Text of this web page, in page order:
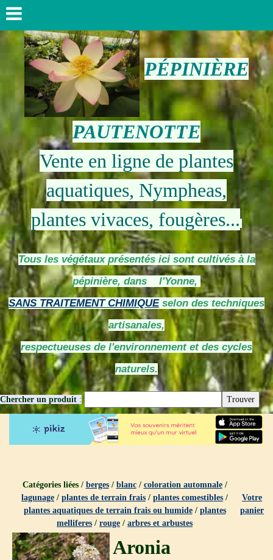
PÉPINIÈRE
PAUTENOTTE
Vente en ligne de plantes
aquatiques, Nympheas,
plantes vivaces, fougères...
Tous les végétaux présentés ici sont cultivés à la
pépinière, dans l'Yonne,
SANS TRAITEMENT CHIMIQUE selon des techniques
artisanales,
respectueuses de l'environnement et des cycles
naturels.
Chercher un produit :
Catégories liées / berges/ blanc/ coloration automnale/
lagunage / plantes de terrain frais / plantes comestibles /
plantes aquatiques de terrain frais ou humide/ plantes
melliferes / rouge / arbres et arbustes
Votre
panier
Aronia